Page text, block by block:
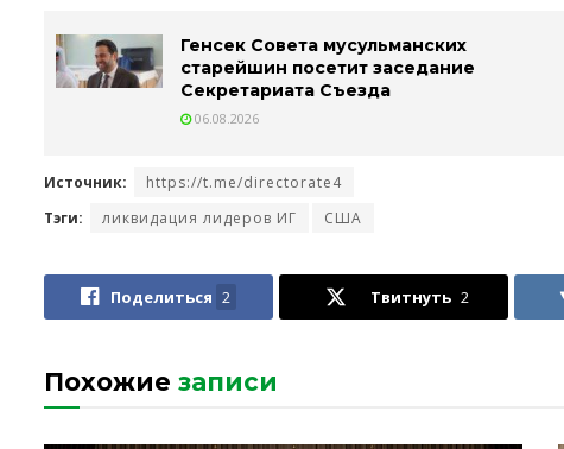
Генсек Совета мусульманских
старейшин посетит заседание
Секретариата Съезда
06.08.2026
Источник:
https://t.me/directorate4
Тэги:
ликвидация лидеров ИГ США
Поделиться 2 Твитнуть 2
Похожие записи